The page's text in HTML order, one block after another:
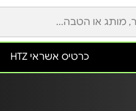
כרטיס אשראי HTZ